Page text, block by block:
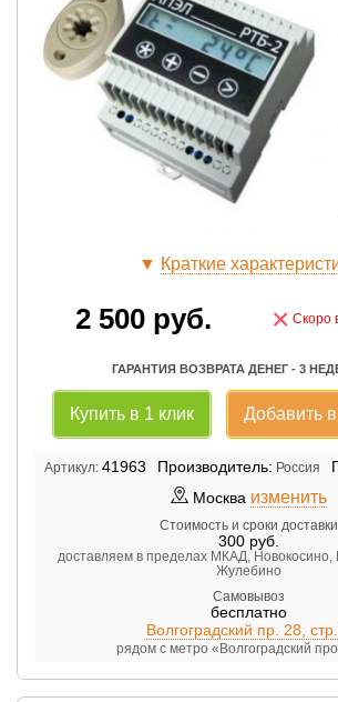
▼ Краткие
2 500 руб. × Скоро
ГАРАНТИЯ ВОЗВРАТА ДЕНЕГ - 3
Купить в 1 клик Добавить
Артикул: 41963 Производитель: Россия
Москва изменить
Стоимость и сроки доставки
300руб.
доставляем в пределах МКАД, Новокосино,
Жулебино
Самовывоз
бесплатно
Волгоградский пр. 28,
рядом с метро «Волгоградский